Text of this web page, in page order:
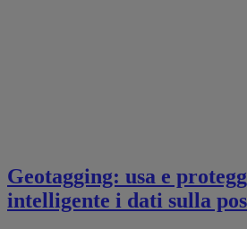
Geotagging: usa e
intelligente i dati sulla